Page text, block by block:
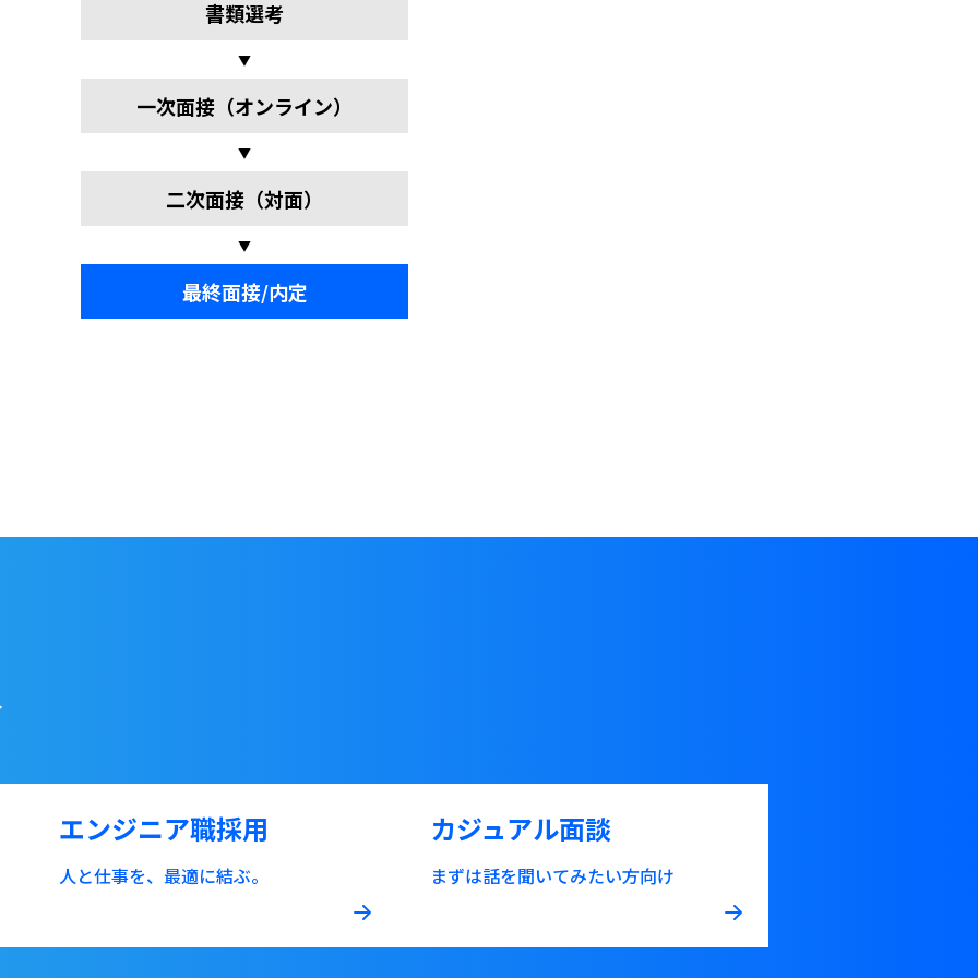
書類選考
▼
一次面接（オンライン）
▼
二次面接（対面）
▼
最終面接/内定
エンジニア職採用
人と仕事を、最適に結ぶ。
カジュアル面談
まずは話を聞いてみたい方向け